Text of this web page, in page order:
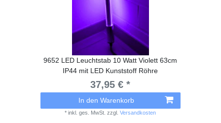
9652 LED Leuchtstab 10 Watt Violett 63cm
IP44 mit LED Kunststoff Röhre
37,95 € *
In den Warenkorb
*inkl. ges. MwSt. zzgl.Versandkosten